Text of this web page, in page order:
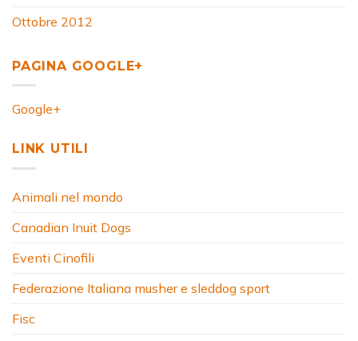
Ottobre 2012
PAGINA GOOGLE+
Google+
LINK UTILI
Animali nel mondo
Canadian Inuit Dogs
Eventi Cinofili
Federazione Italiana musher e sleddog sport
Fisc